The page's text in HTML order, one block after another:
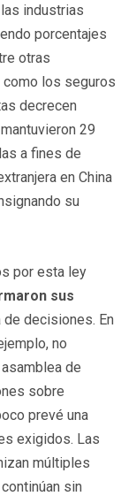
industrias
porcentajes
otras
los seguros
decrecen
29
a fines de
en China
su
por esta ley
sus
decisiones. En
no
de
sobre
prevé una
exigidos. Las
múltiples
sin